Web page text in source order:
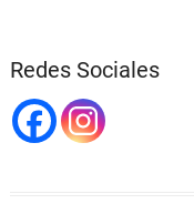
Redes Sociales